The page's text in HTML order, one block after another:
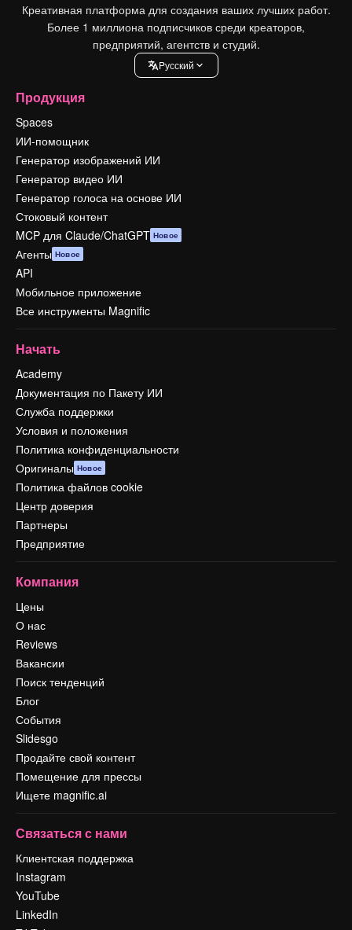
Креативная платформа для создания ваших лучших работ.
Более 1 миллиона подписчиков среди креаторов,
предприятий, агентств и студий.
Pусский
Продукция
Spaces
ИИ-помощник
Генератор изображений ИИ
Генератор видео ИИ
Генератор голоса на основе ИИ
Стоковый контент
MCP для Claude/ChatGPT Новое
Агенты Новое
API
Мобильное приложение
Все инструменты Magnific
Начать
Academy
Документация по Пакету ИИ
Служба поддержки
Условия и положения
Политика конфиденциальности
Оригиналы Новое
Политика файлов cookie
Центр доверия
Партнеры
Предприятие
Компания
Цены
О нас
Reviews
Вакансии
Поиск тенденций
Блог
События
Slidesgo
Продайте свой контент
Помещение для прессы
Ищете magnific.ai
Связаться с нами
Клиентская поддержка
Instagram
YouTube
LinkedIn